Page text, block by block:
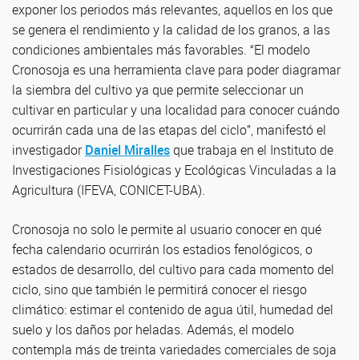
exponer los periodos más relevantes, aquellos en los que
se genera el rendimiento y la calidad de los granos, a las
condiciones ambientales más favorables. “El modelo
Cronosoja es una herramienta clave para poder diagramar
la siembra del cultivo ya que permite seleccionar un
cultivar en particular y una localidad para conocer cuándo
ocurrirán cada una de las etapas del ciclo”, manifestó el
investigadorDaniel Mirallesque trabaja en el Instituto de
Investigaciones Fisiológicas y Ecológicas Vinculadas a la
Agricultura (IFEVA, CONICET-UBA).
Cronosoja no solo le permite al usuario conocer en qué
fecha calendario ocurrirán los estadios fenológicos, o
estados de desarrollo, del cultivo para cada momento del
ciclo, sino que también le permitirá conocer el riesgo
climático: estimar el contenido de agua útil, humedad del
suelo y los daños por heladas. Además, el modelo
contempla más de treinta variedades comerciales de soja